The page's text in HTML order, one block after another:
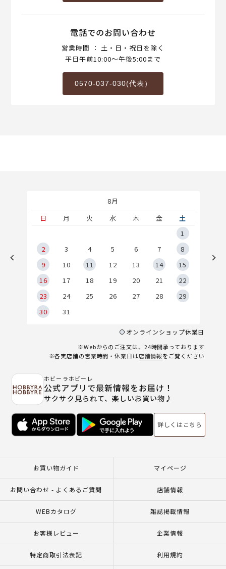
電話でのお問い合わせ
営業時間 ： 土・日・祝日を除く
平日午前10:00～午後5:00まで
0570-037-030(代表）
8月
日
月 火 水 木 金
土
1
2
3 4 5 6 7
8
9
10 11 12 13 14
15
16
17 18 19 20 21
22
23
24 25 26 27 28
29
30
31
オンラインショップ休業日
※Webからのご注文は、24時間承っております
※各実店舗の営業時間・休業日は店舗情報をご覧ください
ホビーラホビーレ
公式アプリで最新情報をお届け！
サクサク見られて、楽しいお買い物♪
詳しくはこちら
お買い物ガイド マイページ
お問い合わせ - よくあるご質問 店舗情報
WEBカタログ 雑誌掲載情報
お客様レビュー 企業情報
特定商取引法表記 利用規約